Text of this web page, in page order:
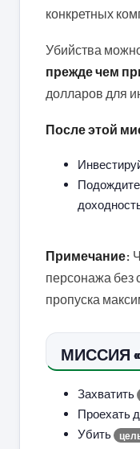
конкретных
Убийства
прежде чем
долларов для
После этой
Подождите
Примечание:
персонажа без
пропуска
МИССИЯ
Захватить
Проехать
Убить